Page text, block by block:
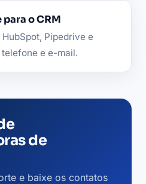
o CRM
Pipedrive e
telefone e e-mail.
de
e baixe os contatos